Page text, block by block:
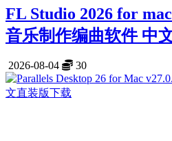
FL Studio 2026 for
音乐制作编曲软件 中
2026-08-04 30